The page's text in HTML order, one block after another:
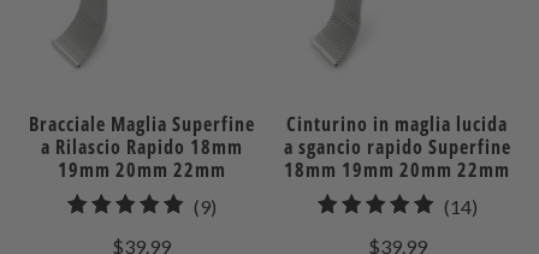
Bracciale Maglia Superfine
a Rilascio Rapido 18mm
19mm 20mm 22mm
(9)9
$39.99
Cinturino in maglia lucida
a sgancio rapido Superfine
18mm 19mm 20mm 22mm
(14)14
$39.99